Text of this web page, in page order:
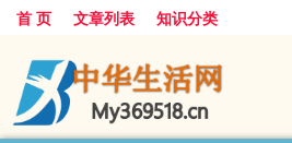
首 页 文章列表 知识分类